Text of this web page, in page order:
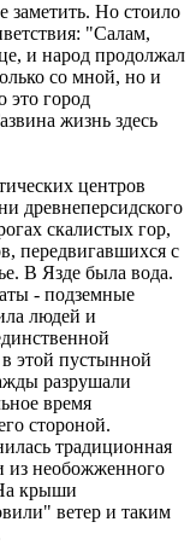
заметить. Но стоило
"Салам,
и народ продолжал
со мной, но и
это город
жизнь здесь
центров
древнеперсидского
скалистых гор,
передвигавшихся с
В Язде была вода.
- подземные
людей и
этой пустынной
разрушали
время
стороной.
традиционная
из необожженного
крыши
ветер и таким